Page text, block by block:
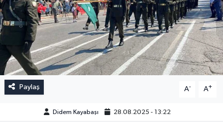
Paylaş A- A+
Didem Kayabaşı 28.08.2025 - 13:22